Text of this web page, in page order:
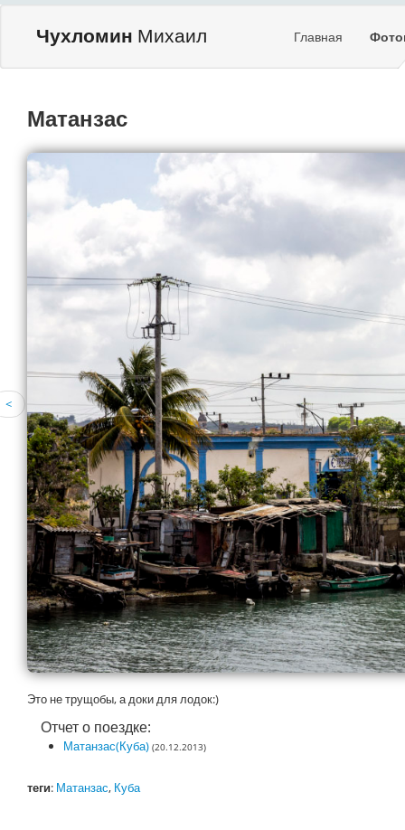
Чухломин Михаил Главная
Матанзас
<
Это не трущобы, а доки для лодок:)
Отчет о поездке:
Матанзас(Куба) (20.12.2013)
теги: Матанзас, Куба